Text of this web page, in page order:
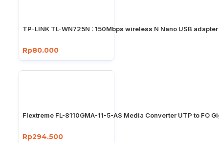
TP-LINK TL-WN725N : 150Mbps wireless N Nano USB adapter
Rp80.000
Flextreme FL-8110GMA-11-5-AS Media Converter UTP to FO
Rp294.500